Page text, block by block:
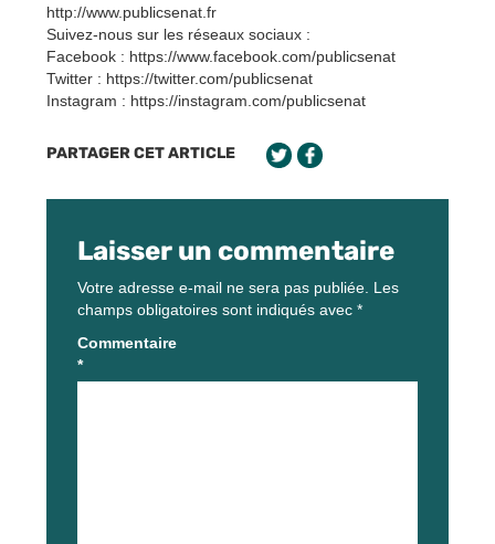
http://www.publicsenat.fr
Suivez-nous sur les réseaux sociaux :
Facebook : https://www.facebook.com/publicsenat
Twitter : https://twitter.com/publicsenat
Instagram : https://instagram.com/publicsenat
PARTAGER CET ARTICLE
Laisser un commentaire
Votre adresse e-mail ne sera pas publiée. Les
champs obligatoires sont indiqués avec *
Commentaire
*